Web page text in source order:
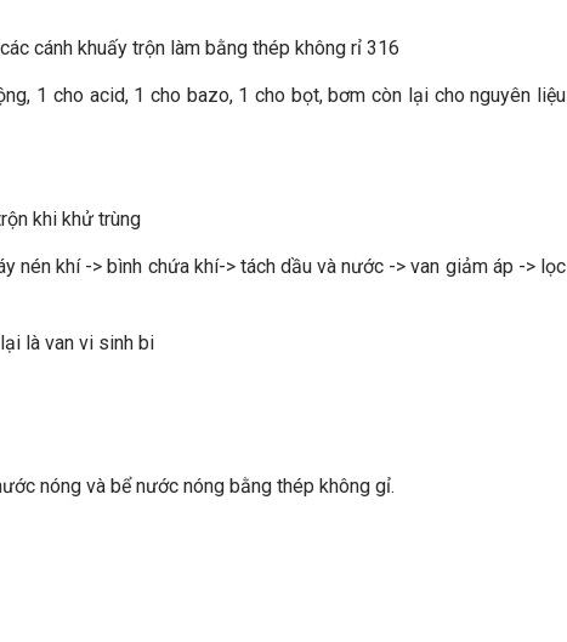
cánh khuấy trộn làm bằng thép không rỉ 316
1 cho acid, 1 cho bazo, 1 cho bọt, bơm còn lại cho nguyên liệu
khi khử trùng
nén khí -> bình chứa khí-> tách dầu và nước -> van giảm áp -> lọc
là van vi sinh bi
nóng và bể nước nóng bằng thép không gỉ.